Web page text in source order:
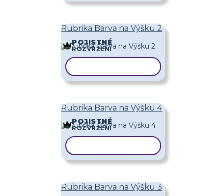
Rubrika Barva na Výšku 2
POJISTNÉ
ROZVRŽENÍ
Rubrika Barva na Výšku 4
POJISTNÉ
ROZVRŽENÍ
Rubrika Barva na Výšku 3